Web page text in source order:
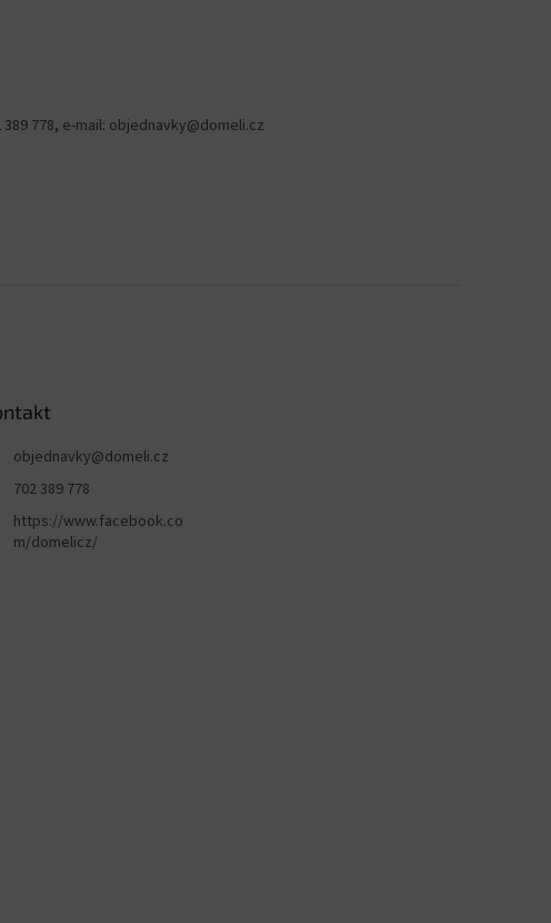
778, e-mail: objednavky@domeli.cz
objednavky@domeli.cz
702 389 778
https://www.facebook.co
m/domelicz/